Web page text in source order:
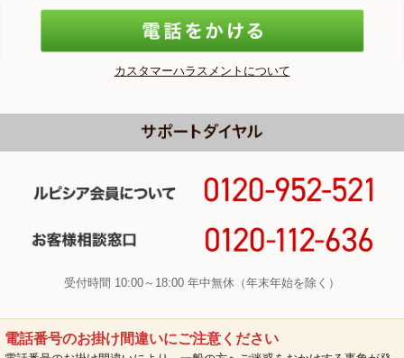
カスタマーハラスメントについて
受付時間 10:00～18:00 年中無休（年末年始を除く）
電話番号のお掛け間違いにご注意ください